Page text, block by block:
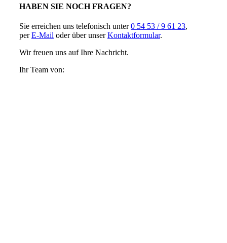
HABEN SIE NOCH FRAGEN?
Sie erreichen uns telefonisch unter0 54 53 / 9 61 23,
perE-Mail oder über unserKontaktformular.
Wir freuen uns auf Ihre Nachricht.
Ihr Team von: